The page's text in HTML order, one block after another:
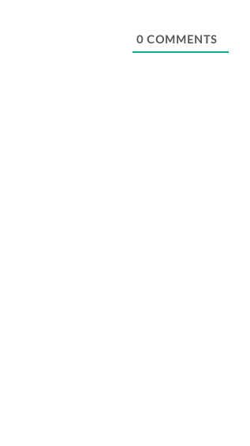
0 COMMENTS